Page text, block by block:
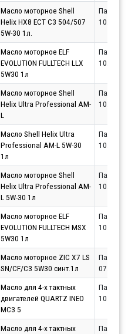
Масло моторное Shell
Helix HX8 ECT C3 504/507
5W-30 1л.
Партнёр
Масло моторное ELF
EVOLUTION FULLTECH LLX
5W30 1л
Партнёр
Масло моторное Shell
Helix Ultra Professional AM-
L
Партнёр
Масло Shell Helix Ultra
Professional AM-L 5W-30
1л
Партнёр
Масло моторное Shell
Helix Ultra Professional AM-
L 5W-30 1л
Партнёр
Масло моторное ELF
EVOLUTION FULLTECH MSX
5W30 1л
Партнёр
Масло моторное ZIC X7 LS
SN/CF/C3 5W30 синт.1л
Партнёр
Масло для 4-х тактных
двигателей QUARTZ INEO
MC3 5
Партнёр
Масло для 4-х тактных
Партнёр